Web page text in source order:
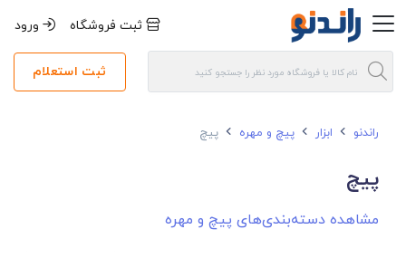
ثبت فروشگاه ورود
ثبت استعلام
راندنو ابزار پیچ و مهره پیچ
پیچ
مشاهده دسته‌بندی‌های پیچ و مهره